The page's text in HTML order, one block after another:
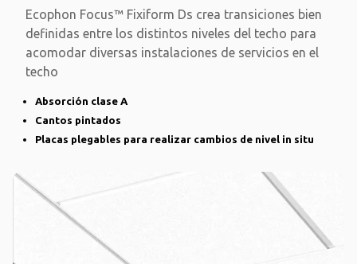
Ecophon Focus™ Fixiform Ds crea transiciones bien
definidas entre los distintos niveles del techo para
acomodar diversas instalaciones de servicios en el
techo
Absorción clase A
Cantos pintados
Placas plegables para realizar cambios de nivel in situ